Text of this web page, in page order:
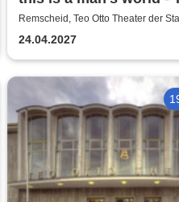
Otto Theater
Remscheid, Teo Otto Theater der
Remscheid
24.04.2027